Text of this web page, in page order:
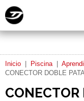
Inicio Piscina|
CONECTOR DOBLE
CONECTOR